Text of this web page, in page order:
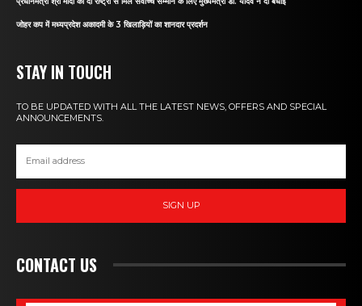
जोहर कप में मध्यप्रदेश अकादमी के 3 खिलाड़ियों का शानदार प्रदर्शन
STAY IN TOUCH
TO BE UPDATED WITH ALL THE LATEST NEWS, OFFERS AND SPECIAL
ANNOUNCEMENTS.
SIGN UP
CONTACT US